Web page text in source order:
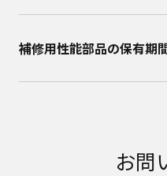
補修用性能部品の保有期
お問